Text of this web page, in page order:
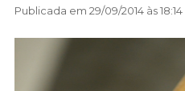
Publicada em 29/09/2014 às 18:14